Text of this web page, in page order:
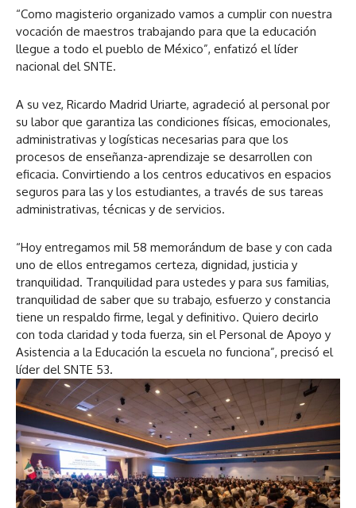
“Como magisterio organizado vamos a cumplir con nuestra
vocación de maestros trabajando para que la educación
llegue a todo el pueblo de México”, enfatizó el líder
nacional del SNTE.
A su vez, Ricardo Madrid Uriarte, agradeció al personal por
su labor que garantiza las condiciones físicas, emocionales,
administrativas y logísticas necesarias para que los
procesos de enseñanza-aprendizaje se desarrollen con
eficacia. Convirtiendo a los centros educativos en espacios
seguros para las y los estudiantes, a través de sus tareas
administrativas, técnicas y de servicios.
“Hoy entregamos mil 58 memorándum de base y con cada
uno de ellos entregamos certeza, dignidad, justicia y
tranquilidad. Tranquilidad para ustedes y para sus familias,
tranquilidad de saber que su trabajo, esfuerzo y constancia
tiene un respaldo firme, legal y definitivo. Quiero decirlo
con toda claridad y toda fuerza, sin el Personal de Apoyo y
Asistencia a la Educación la escuela no funciona”, precisó el
líder del SNTE 53.